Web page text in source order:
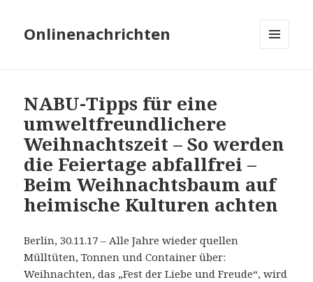
Onlinenachrichten
NABU-Tipps für eine
umweltfreundlichere
Weihnachtszeit – So werden
die Feiertage abfallfrei –
Beim Weihnachtsbaum auf
heimische Kulturen achten
Berlin, 30.11.17 – Alle Jahre wieder quellen
Mülltüten, Tonnen und Container über:
Weihnachten, das „Fest der Liebe und Freude“, wird